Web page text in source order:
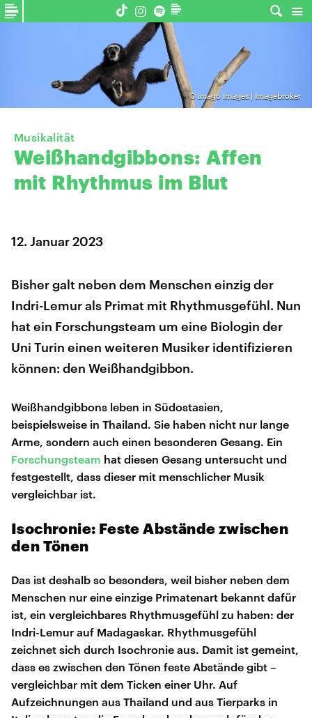
© Imago Images | Imagebroker
Musikalität
Weißhandgibbons: Affen
mit Rhythmus im Blut
12. Januar 2023
Bisher galt neben dem Menschen einzig der
Indri-Lemur als Primat mit Rhythmusgefühl. Nun
hat ein Forschungsteam um eine Biologin der
Uni Turin einen weiteren Musiker identifizieren
können: den Weißhandgibbon.
Weißhandgibbons leben in Südostasien,
beispielsweise in Thailand. Sie haben nicht nur lange
Arme, sondern auch einen besonderen Gesang. Ein
Forschungsteam hat diesen Gesang untersucht und
festgestellt, dass dieser mit menschlicher Musik
vergleichbar ist.
Isochronie: Feste Abstände zwischen
den Tönen
Das ist deshalb so besonders, weil bisher neben dem
Menschen nur eine einzige Primatenart bekannt dafür
ist, ein vergleichbares Rhythmusgefühl zu haben: der
Indri-Lemur auf Madagaskar. Rhythmusgefühl
zeichnet sich durch Isochronie aus. Damit ist gemeint,
dass es zwischen den Tönen feste Abstände gibt –
vergleichbar mit dem Ticken einer Uhr. Auf
Aufzeichnungen aus Thailand und aus Tierparks in